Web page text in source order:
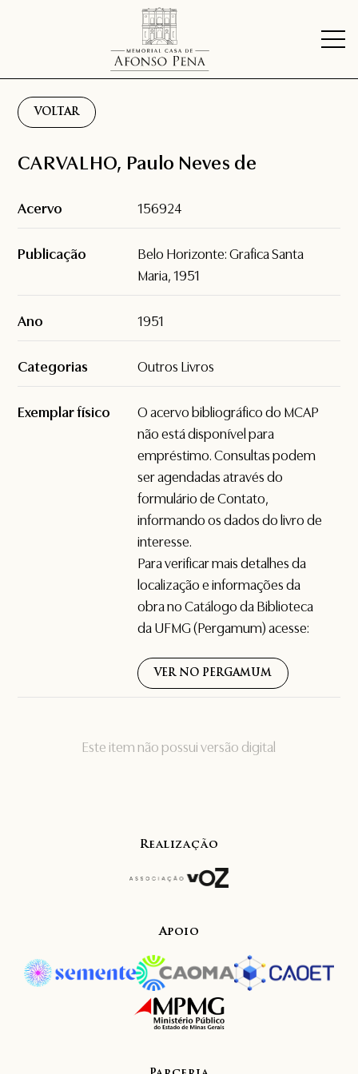
VOLTAR
Este item não possui versão digital
CARVALHO, Paulo Neves de
Acervo 156924
Publicação
Belo Horizonte: Grafica Santa
Maria, 1951
Ano 1951
Categorias Outros Livros
Exemplar físico
O acervo bibliográfico do MCAP
não está disponível para
empréstimo. Consultas podem
ser agendadas através do
formulário deContato,
informando os dados do livro de
interesse.
Para verificar mais detalhes da
localização e informações da
obra no Catálogo da Biblioteca
da UFMG (Pergamum) acesse:
VER NO PERGAMUM
Realização
Apoio